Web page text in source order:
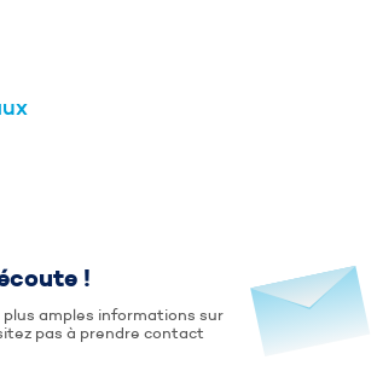
!
amples informations sur
pas à prendre contact